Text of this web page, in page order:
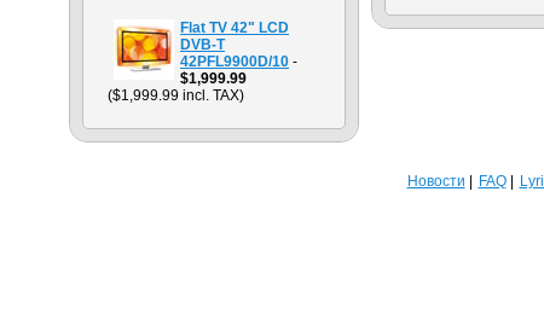
Flat TV 42" LCD
DVB-T
42PFL9900D/10 -
$1,999.99
($1,999.99 incl. TAX)
Новости FAQ